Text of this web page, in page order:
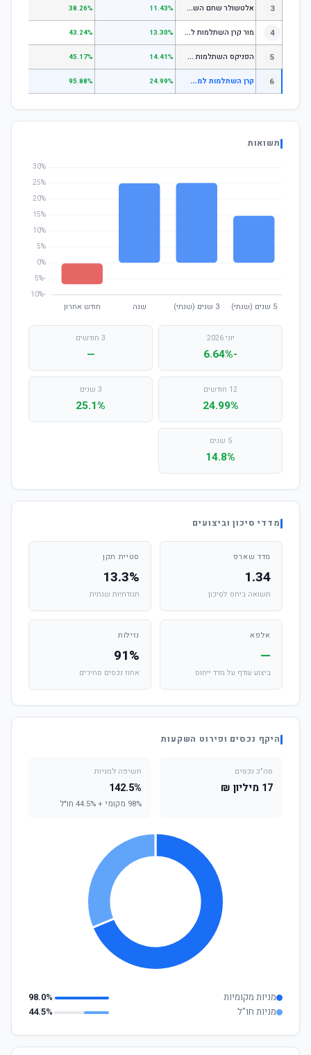
3 א
לטשולר שחם השתלמות כללי 11.43%
38.26%
4 מ
ור קרן השתלמות לשכירים ולעצמאים - כללי 13.30%
43.24%
5 ה
פניקס השתלמות כללי 14.41%
45.17%
6 ק
רן השתלמות למשפטנים מסלול מניות 24.99%
95.88%
תשואות
יוני 2026
-6.64%
3 חודשים
—
12 חודשים
24.99%
3 שנים
25.1%
5 שנים
14.8%
מדדי סיכון וביצועים
מדד שארפ
1.34
תשואה ביחס לסיכון
סטיית תקן
13.3%
תנודתיות שנתית
אלפא
—
ביצוע עודף על מדד ייחוס
נזילות
91%
אחוז נכסים סחירים
היקף נכסים ופירוט השקעות
סה"כ נכסים
17 מיליון ₪
חשיפה למניות
142.5%
98% מקומי + 44.5% חו"ל
מניות מקומיות
98.0%
מניות חו"ל
44.5%